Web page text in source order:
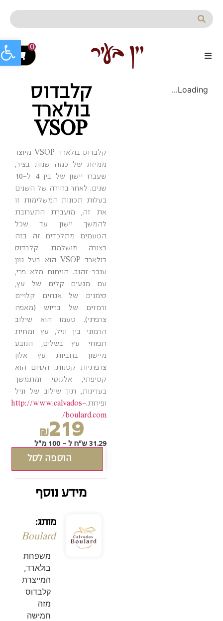
0
Loading... קלבדוס
בולארד
VSOP
קלבדוס בולארד VSOP מיוצר
ממיזוג של כמה שנות בציר,
שעברו יישון של בין 4 ל-10
שנים. לאחר בחירה של השנים
בעלות תכונות המשלימות זו
את זה, מועברת התערובת
להמשך יישון עד שכל
הטעמים מתלכדים זה בזה
בצורה מושלמת. קלבדוס
בולארד VSOP הוא בעל גוון
ענבר-זהוב. הניחוח מלא פרי,
עם מגעים קלים של עץ,
סימנים של אגוזים קלויים
ורמזים של בריוש (מאפה
צרפתי). טעמו הוא שילוב
הרמוני בין וניל, עץ ומחית
תפוחי עץ בשלים, הנובע
מיישון בחביות עץ אלון
צרפתיות קטנות. הסיום הוא
קטיפתי, אלגנטי ומתמשך
בעדינות, תוך שילוב של וניל
ופירות.http://www.calvados-
boulard.com/
₪219
31.29 ש"ח ל - 100 מ"ל
הוספה לסל
מידע נוסף
מותג:
Boulard
משפחת
בולארד,
המייצרת
קלבדוס
מזה
חמישה
פתח